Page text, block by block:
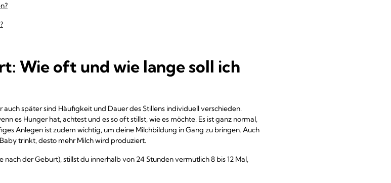
Wie oft und wie lange soll ich
auch später sind Häufigkeit und Dauer des Stillens individuell verschieden.
es Hunger hat, achtest und es so oft stillst, wie es möchte. Es ist ganz normal,
Anlegen ist zudem wichtig, um deine Milchbildung in Gang zu bringen. Auch
trinkt, desto mehr Milch wird produziert.
der Geburt), stillst du innerhalb von 24 Stunden vermutlich 8 bis 12 Mal,